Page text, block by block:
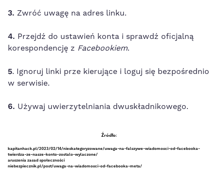
3. Zwróć uwagę na adres linku.
4. Przejdź do ustawień konta i sprawdź oficjalną
korespondencję z Facebookiem.
5. Ignoruj linki prze kierujące i loguj się bezpośrednio
w serwisie.
6. Używaj uwierzytelniania dwuskładnikowego.
Źródło:
kapitanhack.pl/2023/02/14/nieskategoryzowane/uwaga-na-falszywe-wiadomosci-od-facebooka-
twierdza-ze-nasze-konto-zostalo-wylaczone/
aruszenia zasad społeczności
niebezpiecznik.pl/post/uwaga-na-wiadomosci-od-facebooka-meta/